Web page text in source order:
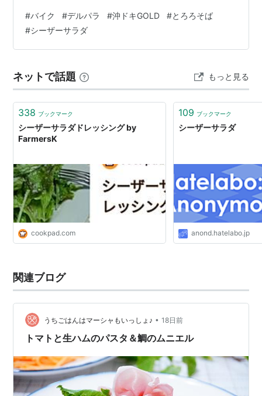
('ω')ノ 今日もデルパラ7 堀之内店へ 沖ドキ！ゴールドを
打ちましたが 初当たりがとにかく軽く投資金額は3,000
円でしたが なかなか天国モードへ飛ばず(;´Д｀) とにか
ーム台で2回当たる…
#バイク #デルパラ #沖ドキGOLD #とろろそば
#シーザーサラダ
ネットで話題 もっと見る
338 ブックマーク
シーザーサラダドレッシング by
FarmersK
cookpad.com
109 ブックマーク
シーザーサラダ
anond.hatelabo.jp
関連ブログ
うちごはんはマーシャもいっしょ♪ • 18日前
トマトと生ハムのパスタ＆鯛のムニエル